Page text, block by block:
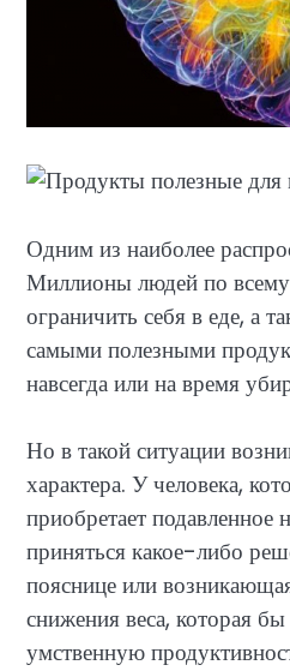
Одним из наиболее
Миллионы людей по всему
ограничить себя в еде, а
самыми полезными
навсегда или на время
Но в такой ситуации
характера. У человека,
приобретает подавленное
приняться какое-либо
пояснице или
снижения веса, которая
умственную